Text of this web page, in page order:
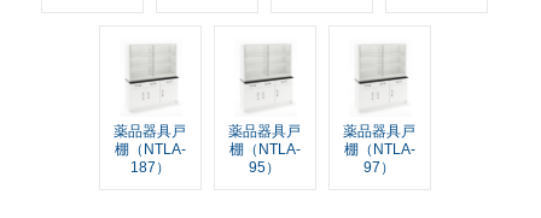
薬品器具戸
棚（NTLA-
187）
薬品器具戸
棚（NTLA-
95）
薬品器具戸
棚（NTLA-
97）